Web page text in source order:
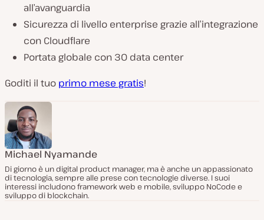
all’avanguardia
Sicurezza di livello enterprise grazie all’integrazione
con Cloudflare
Portata globale con 30 data center
Goditi il tuo primo mese gratis!
Michael Nyamande
Di giorno è un digital product manager, ma è anche un appassionato
di tecnologia, sempre alle prese con tecnologie diverse. I suoi
interessi includono framework web e mobile, sviluppo NoCode e
sviluppo di blockchain.